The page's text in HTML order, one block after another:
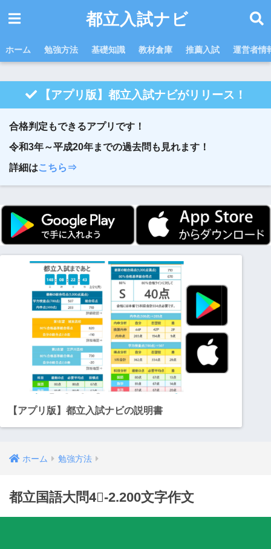
都立入試ナビ
ホーム 勉強方法 基礎知識 教材倉庫 推薦入試 運営者情
【アプリ版】都立入試ナビがリリース！
合格判定もできるアプリです！
令和3年～平成20年までの過去問も見れます！
詳細はこちら⇒
【アプリ版】都立入試ナビの説明書
ホーム 勉強方法
都立国語大問4⃣-2.200文字作文